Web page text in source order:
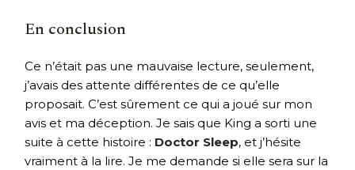
En conclusion
Ce n’était pas une mauvaise lecture, seulement,
j’avais des attente différentes de ce qu’elle
proposait. C’est sûrement ce qui a joué sur mon
avis et ma déception. Je sais que King a sorti une
suite à cette histoire : Doctor Sleep, et j’hésite
vraiment à la lire. Je me demande si elle sera sur la